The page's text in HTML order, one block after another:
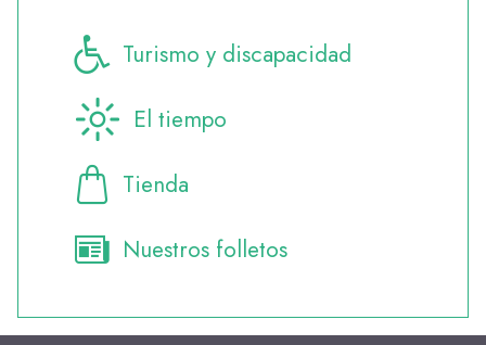
Turismo y discapacidad
El tiempo
Tienda
Nuestros folletos